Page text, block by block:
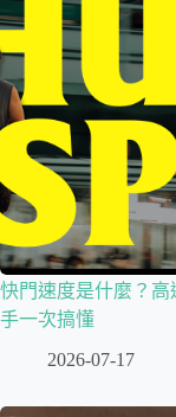
快門速度是什麼？
手一次搞懂
2026-07-17